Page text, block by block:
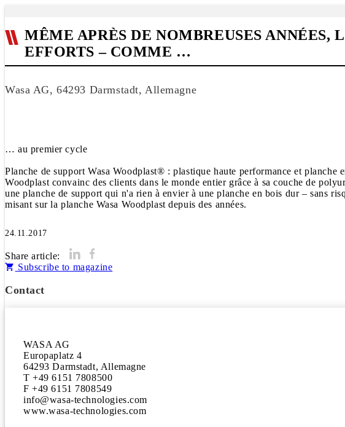
MÊME APRÈS DE NOMBREUSES ANNÉES,
EFFORTS – COMME …
Wasa AG, 64293 Darmstadt, Allemagne
… au premier cycle
Planche de support Wasa Woodplast® : plastique haute performance et
Woodplast convainc des clients dans le monde entier grâce à sa couche de
une planche de support qui n'a rien à envier à une planche en bois dur – sans
misant sur la planche Wasa Woodplast depuis des années.
24.11.2017
Share article:
Subscribe to magazine
Contact
WASA AG
Europaplatz 4
64293 Darmstadt, Allemagne
T +49 6151 7808500
F +49 6151 7808549
info@wasa-technologies.com
www.wasa-technologies.com